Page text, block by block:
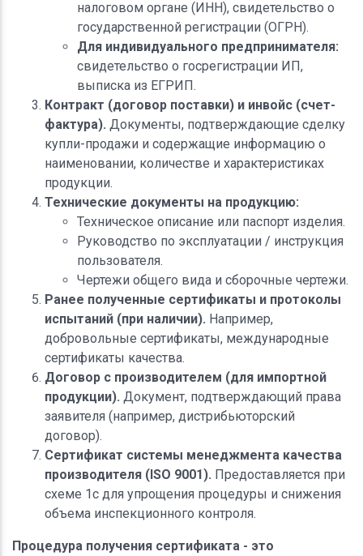
налоговом органе (ИНН), свидетельство о
государственной регистрации (ОГРН).
Для индивидуального предпринимателя:
свидетельство о госрегистрации ИП,
выписка из ЕГРИП.
Контракт (договор поставки) и инвойс (счет-
фактура). Документы, подтверждающие сделку
купли-продажи и содержащие информацию о
наименовании, количестве и характеристиках
продукции.
Технические документы на продукцию:
Техническое описание или паспорт изделия.
Руководство по эксплуатации / инструкция
пользователя.
Чертежи общего вида и сборочные чертежи.
Ранее полученные сертификаты и протоколы
испытаний (при наличии). Например,
добровольные сертификаты, международные
сертификаты качества.
Договор с производителем (для импортной
продукции). Документ, подтверждающий права
заявителя (например, дистрибьюторский
договор).
Сертификат системы менеджмента качества
производителя (ISO 9001). Предоставляется при
схеме 1с для упрощения процедуры и снижения
объема инспекционного контроля.
Процедура получения сертификата - это